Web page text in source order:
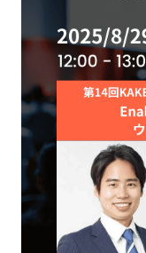
イベント
プログラム
インタビュー・コラム
ニュース・掲示板
LINK-Jを知る